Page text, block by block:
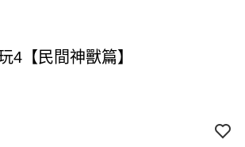
4【民間神獸篇】